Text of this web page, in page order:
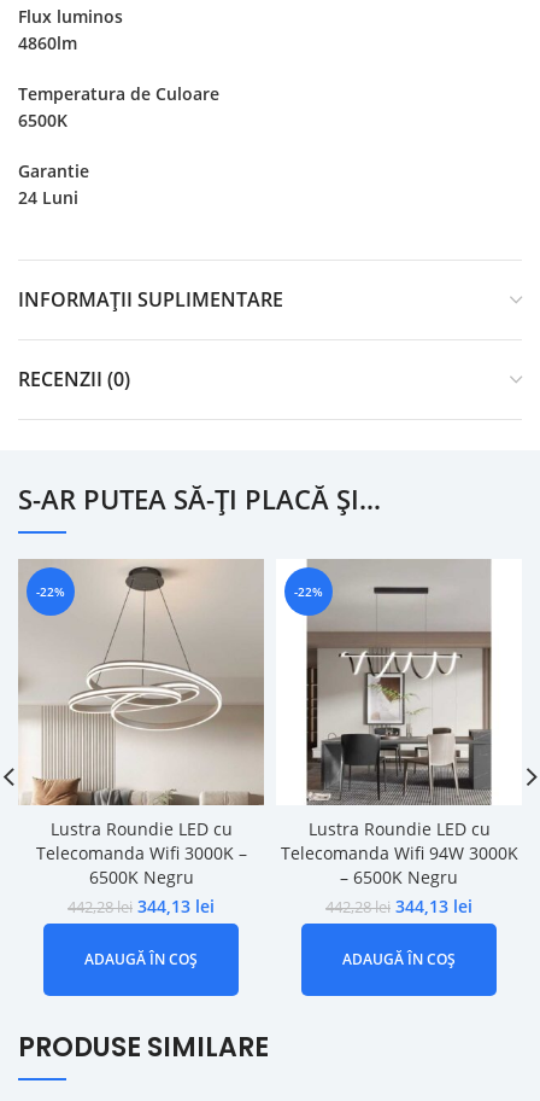
Flux luminos
4860lm
Temperatura de Culoare
6500K
Garantie
24 Luni
INFORMAȚII SUPLIMENTARE
RECENZII (0)
S-AR PUTEA SĂ-ȚI PLACĂ ȘI…
-22%
Lustra Roundie LED cu
Telecomanda Wifi 3000K –
6500K Negru
442,28lei 344,13 lei
ADAUGĂ ÎN COȘ
-22%
Lustra Roundie LED cu
Telecomanda Wifi 94W 3000K
– 6500K Negru
442,28lei 344,13 lei
ADAUGĂ ÎN COȘ
PRODUSE SIMILARE